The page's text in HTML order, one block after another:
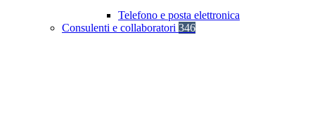
Telefono e posta elettronica
Consulenti e collaboratori 346